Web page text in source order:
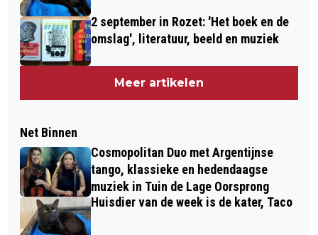
2 september in Rozet: 'Het boek en de
omslag', literatuur, beeld en muziek
Meer artikelen
Net Binnen
Cosmopolitan Duo met Argentijnse
tango, klassieke en hedendaagse
muziek in Tuin de Lage Oorsprong
Huisdier van de week is de kater, Taco